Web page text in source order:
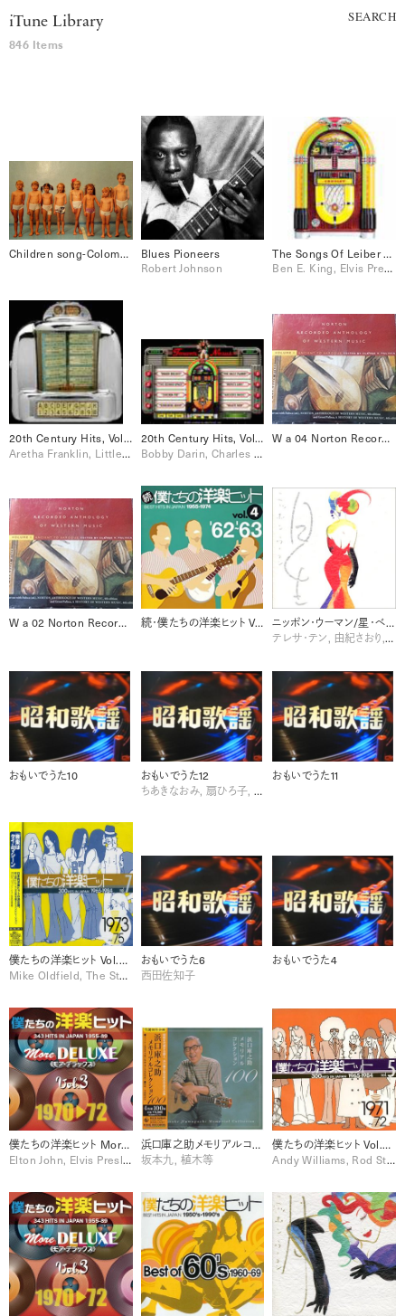
iTune Library
846 Items
SEARCH
Children song-Colombia
Blues Pioneers
Robert Johnson
The Songs Of Leiber & Stoller
Ben E. King, Elvis Presley, Jo Stafford, Peggy Lee, Perry Como, Ray Charles, The Drifters
20th Century Hits, Volume Two [Disc 1]
Aretha Franklin, Little Richard
20th Century Hits, Volume One
Bobby Darin, Charles Aznavour, Duke Ellington, Edith Piaf, Fleetwood Mac, Frank Sinatra, Sam Cooke, The Drifters
W a 04 Norton Recorded Anthology of Western Music, Vol. 1 Ancient to Baroque [Disc 4]
W a 02 Norton Recorded Anthology of Western Music, Vol. 1 Ancient to Baroque [Disc 2] 続・僕たちの洋楽ヒット Vol.4 (1962-1963)
ニッポン・ウーマン/星・ベストヒット集
テレサ・テン, 由紀さおり, 西田佐知子, 越路吹雪
おもいでうた10
おもいでうた12
ちあきなおみ, 扇ひろ子, 森繁久彌
おもいでうた11
僕たちの洋楽ヒット Vol.7 (1973-75)
Mike Oldfield, The Stylistics
おもいでうた6
西田佐知子
おもいでうた4
僕たちの洋楽ヒット More DELUXE 1970-72 Vol. 3 [Disc 1]
Elton John, Elvis Presley, Sylvie Vartan
浜口庫之助メモリアルコレクション100 [Disc 2]
坂本九, 植木等
僕たちの洋楽ヒット Vol.5 (1971-72)
Andy Williams, Rod Stewart, The O'Jays, The Temptations